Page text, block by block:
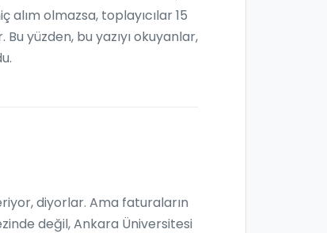
olmazsa, toplayıcılar 15
Bu yüzden, bu yazıyı okuyanlar,
diyorlar. Ama faturaların
değil, Ankara Üniversitesi